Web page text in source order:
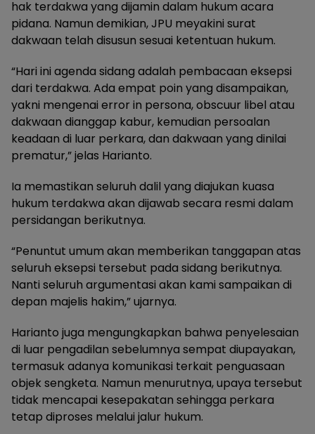
hak terdakwa yang dijamin dalam hukum acara
pidana. Namun demikian, JPU meyakini surat
dakwaan telah disusun sesuai ketentuan hukum.
“Hari ini agenda sidang adalah pembacaan eksepsi
dari terdakwa. Ada empat poin yang disampaikan,
yakni mengenai error in persona, obscuur libel atau
dakwaan dianggap kabur, kemudian persoalan
keadaan di luar perkara, dan dakwaan yang dinilai
prematur,” jelas Harianto.
Ia memastikan seluruh dalil yang diajukan kuasa
hukum terdakwa akan dijawab secara resmi dalam
persidangan berikutnya.
“Penuntut umum akan memberikan tanggapan atas
seluruh eksepsi tersebut pada sidang berikutnya.
Nanti seluruh argumentasi akan kami sampaikan di
depan majelis hakim,” ujarnya.
Harianto juga mengungkapkan bahwa penyelesaian
di luar pengadilan sebelumnya sempat diupayakan,
termasuk adanya komunikasi terkait penguasaan
objek sengketa. Namun menurutnya, upaya tersebut
tidak mencapai kesepakatan sehingga perkara
tetap diproses melalui jalur hukum.